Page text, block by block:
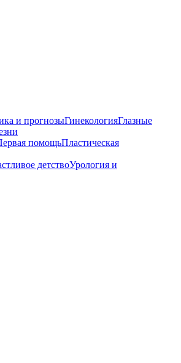
и прогнозыГинекологияГлазные
помощьПластическая
детствоУрология и